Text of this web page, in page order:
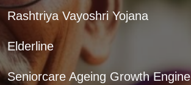
Rashtriya Vayoshri Yojana
Elderline
Seniorcare Ageing Growth Engine